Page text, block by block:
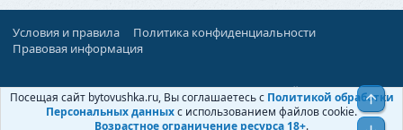
Условия и правила
Политика конфиденциальности
Правовая информация
При поддержке:«Территория Дискуссий»
© Бытовушка, 2025-2026
Посещая сайт bytovushka.ru, Вы соглашаетесь с Политикой обработки
Персональных данныхс использованием файлов cookie.
Возрастное ограничение ресурса 18+.
Верх